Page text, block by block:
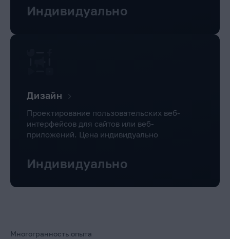
Индивидуально
Дизайн
Проектирование пользовательских веб-
интерфейсов для сайтов или веб-
приложений. Цена индивидуально
Индивидуально
Многогранность опыта